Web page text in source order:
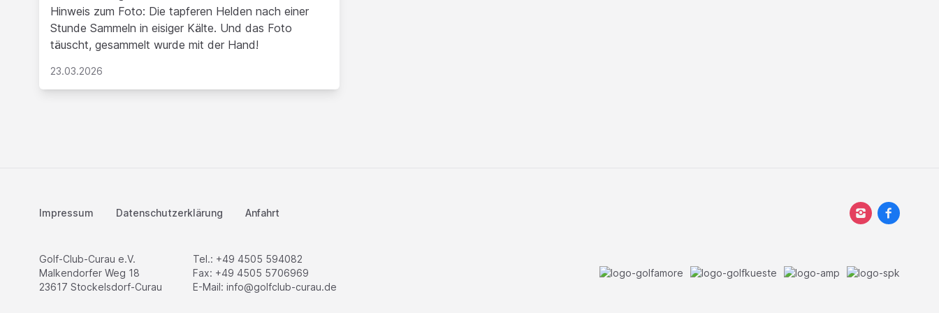
Hinweis zum Foto: Die tapferen Helden nach einer
Stunde Sammeln in eisiger Kälte. Und das Foto
täuscht, gesammelt wurde mit der Hand!
23.03.2026
Impressum Datenschutzerklärung Anfahrt
Golf-Club-Curau e.V.
Malkendorfer Weg 18
23617 Stockelsdorf-Curau
Tel.: +49 4505 594082
Fax: +49 4505 5706969
E-Mail: info@golfclub-curau.de